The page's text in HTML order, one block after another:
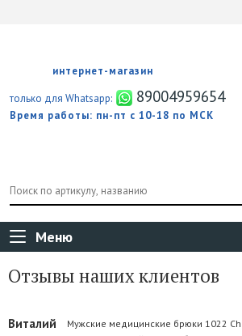
интернет-магазин
только для Whatsapp:
89004959654
Время работы: пн-пт с 10-18 по МСК
Меню
Отзывы наших клиентов
Виталий Мужские медицинские брюки 1022